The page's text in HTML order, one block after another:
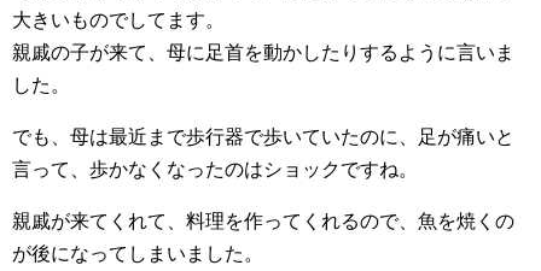
大きいものでしてます。
親戚の子が来て、母に足首を動かしたりするように言いま
した。
でも、母は最近まで歩行器で歩いていたのに、足が痛いと
言って、歩かなくなったのはショックですね。
親戚が来てくれて、料理を作ってくれるので、魚を焼くの
が後になってしまいました。